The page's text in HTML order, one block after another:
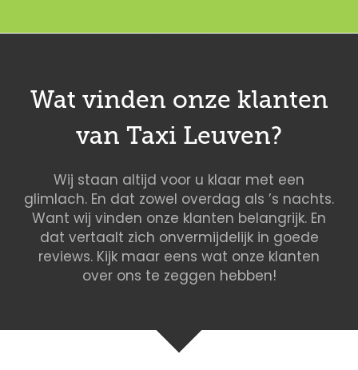
Wat vinden onze klanten
van Taxi Leuven?
Wij staan altijd voor u klaar met een
glimlach. En dat zowel overdag als ’s nachts.
Want wij vinden onze klanten belangrijk. En
dat vertaalt zich onvermijdelijk in goede
reviews. Kijk maar eens wat onze klanten
over ons te zeggen hebben!